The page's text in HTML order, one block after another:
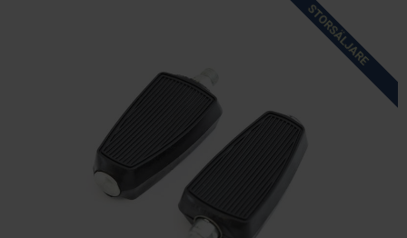
Montage/Arbetshandsk
e Hanvo PE304 1 par
Solglasögon 5 pack
STORSÄLJARE